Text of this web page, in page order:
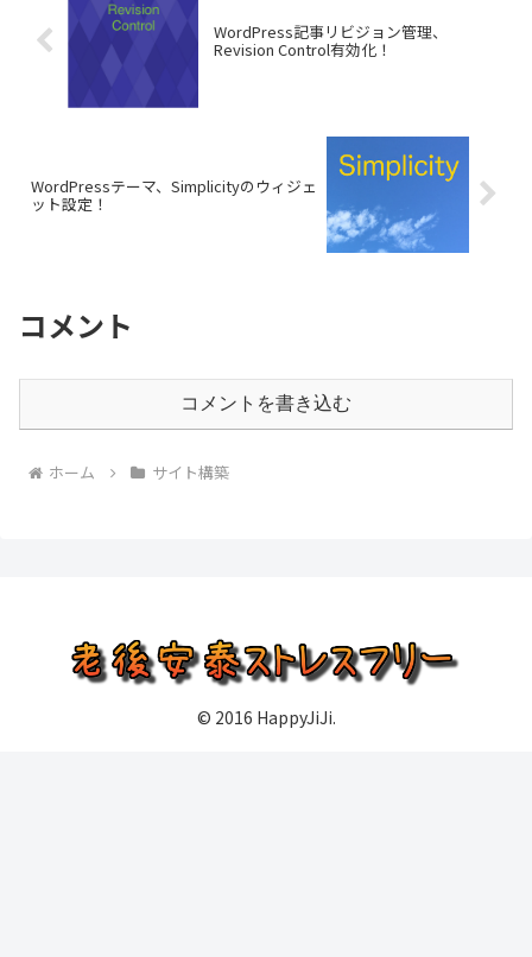
WordPress記事リビジョン管理、
Revision Control有効化！
WordPressテーマ、Simplicityのウィジェ
ット設定！
コメント
コメントを書き込む
ホーム サイト構築
© 2016 HappyJiJi.